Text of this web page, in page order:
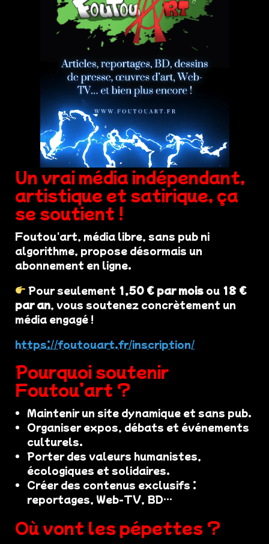
Un vrai média indépendant,
artistique et satirique, ça
se soutient !
Foutou'art, média libre, sans pub ni
algorithme, propose désormais un
abonnement en ligne.
Pour seulement 1,50 € par mois ou 18 €
par an, vous soutenez concrètement un
média engagé !
https://foutouart.fr/inscription/
Pourquoi soutenir
Foutou’art ?
Maintenir un site dynamique et sans pub.
Organiser expos, débats et événements
culturels.
Porter des valeurs humanistes,
écologiques et solidaires.
Créer des contenus exclusifs :
reportages, Web-TV, BD…
Où vont les pépettes ?